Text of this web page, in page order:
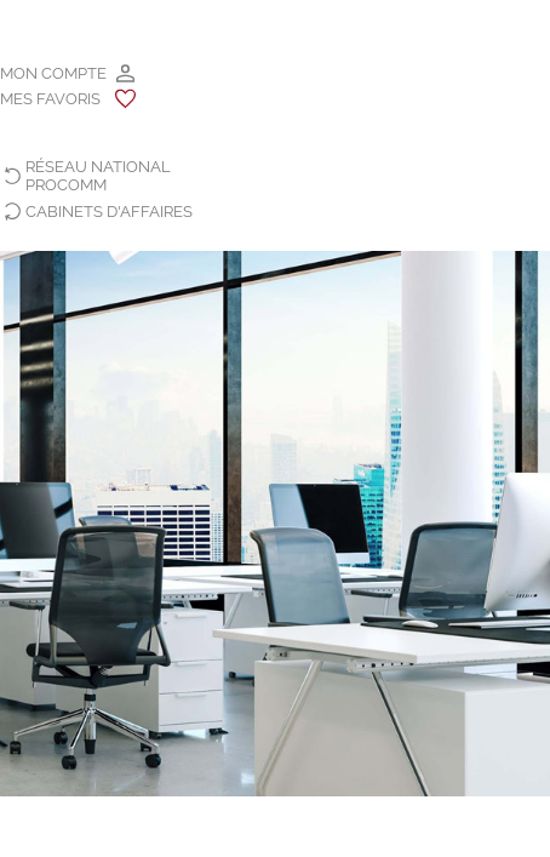
MON COMPTE
MES FAVORIS
RÉSEAU NATIONAL
PROCOMM
CABINETS D'AFFAIRES